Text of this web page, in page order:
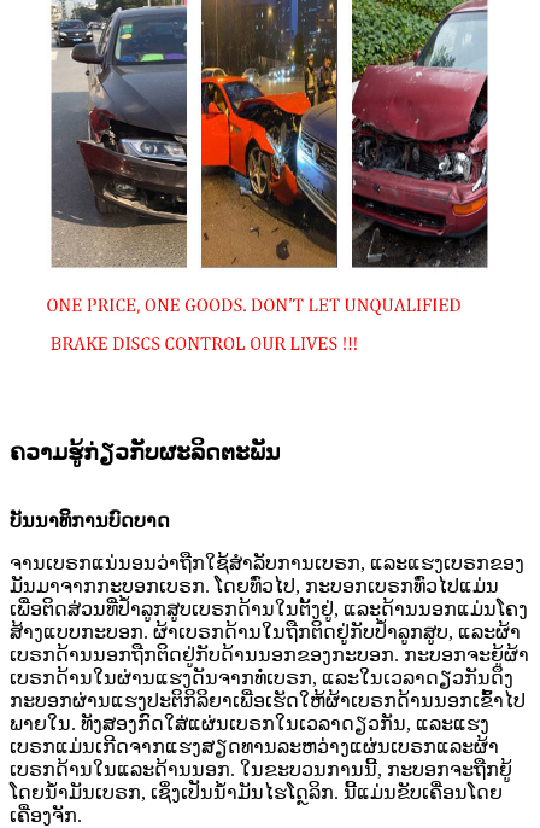
ຄວາມຮູ້ກ່ຽວກັບຜະລິດຕະພັນ
ບັນນາທິການບົດບາດ
ຈານເບຣກແນ່ນອນວ່າຖືກໃຊ້ສຳລັບການເບຣກ, ແລະແຮງເບຣກຂອງ
ມັນມາຈາກກະບອກເບຣກ. ໂດຍທົ່ວໄປ, ກະບອກເບຣກທົ່ວໄປແມ່ນ
ເພື່ອຕິດສ່ວນທີ່ປໍ້າລູກສູບເບຣກດ້ານໃນຕັ້ງຢູ່, ແລະດ້ານນອກແມ່ນໂຄງ
ສ້າງແບບກະບອກ. ຜ້າເບຣກດ້ານໃນຖືກຕິດຢູ່ກັບປໍ້າລູກສູບ, ແລະຜ້າ
ເບຣກດ້ານນອກຖືກຕິດຢູ່ກັບດ້ານນອກຂອງກະບອກ. ກະບອກຈະຍູ້ຜ້າ
ເບຣກດ້ານໃນຜ່ານແຮງດັນຈາກທໍ່ເບຣກ, ແລະໃນເວລາດຽວກັນດຶງ
ກະບອກຜ່ານແຮງປະຕິກິລິຍາເພື່ອເຮັດໃຫ້ຜ້າເບຣກດ້ານນອກເຂົ້າໄປ
ພາຍໃນ. ທັງສອງກົດໃສ່ແຜ່ນເບຣກໃນເວລາດຽວກັນ, ແລະແຮງ
ເບຣກແມ່ນເກີດຈາກແຮງສຽດທານລະຫວ່າງແຜ່ນເບຣກແລະຜ້າ
ເບຣກດ້ານໃນແລະດ້ານນອກ. ໃນຂະບວນການນີ້, ກະບອກຈະຖືກຍູ້
ໂດຍນ້ຳມັນເບຣກ, ເຊິ່ງເປັນນ້ຳມັນໄຮໂດຼລິກ. ນີ້ແມ່ນຂັບເຄື່ອນໂດຍ
ເຄື່ອງຈັກ.